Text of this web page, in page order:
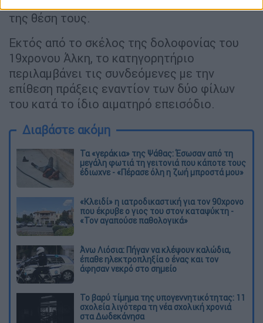
της θέση τους.
Εκτός από το σκέλος της δολοφονίας του
19χρονου Άλκη, το κατηγορητήριο
περιλαμβάνει τις συνδεόμενες με την
επίθεση πράξεις εναντίον των δύο φίλων
του κατά το ίδιο αιματηρό επεισόδιο.
Διαβάστε ακόμη
Τα «γεράκια» της Ψάθας: Έσωσαν από τη
μεγάλη φωτιά τη γειτονιά που κάποτε τους
έδιωχνε - «Πέρασε όλη η ζωή μπροστά μου»
«Κλειδί» η ιατροδικαστική για τον 90χρονο
που έκρυβε ο γιος του στον καταψύκτη -
«Τον αγαπούσε παθολογικά»
Άνω Λιόσια: Πήγαν να κλέψουν καλώδια,
έπαθε ηλεκτροπληξία ο ένας και τον
άφησαν νεκρό στο σημείο
Το βαρύ τίμημα της υπογεννητικότητας: 11
σχολεία λιγότερα τη νέα σχολική χρονιά
στα Δωδεκάνησα